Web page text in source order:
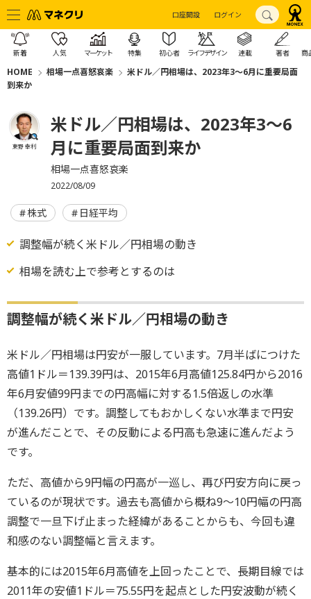
口座開設 ログイン
新着 人気 マーケット 特集 初心者 ライフデザイン 連載 著者 商
HOME 相場一点喜怒哀楽
米ドル／円相場は、2023年3～6月に重要局面
到来か
東野 幸利
米ドル／円相場は、2023年3～6
月に重要局面到来か
相場一点喜怒哀楽
2022/08/09
株式 日経平均
調整幅が続く米ドル／円相場の動き
相場を読む上で参考とするのは
調整幅が続く米ドル／円相場の動き
米ドル／円相場は円安が一服しています。7月半ばにつけた
高値1ドル＝139.39円は、2015年6月高値125.84円から2016
年6月安値99円までの円高幅に対する1.5倍返しの水準
（139.26円）です。調整してもおかしくない水準まで円安
が進んだことで、その反動による円高も急速に進んだよう
です。
ただ、高値から9円幅の円高が一巡し、再び円安方向に戻っ
ているのが現状です。過去も高値から概ね9～10円幅の円高
調整で一旦下げ止まった経緯があることからも、今回も違
和感のない調整幅と言えます。
基本的には2015年6月高値を上回ったことで、長期目線では
2011年の安値1ドル＝75.55円を起点とした円安波動が続く